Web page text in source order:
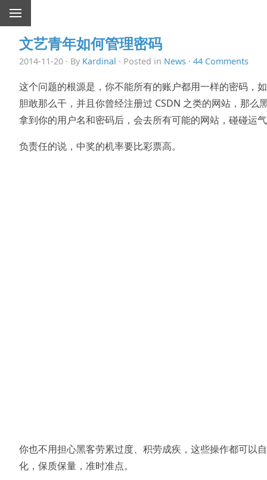
文艺青年如何管理密码
2014-11-20 · By Kardinal · Posted in News · 44 Comments
这个问题的根源是，你不能所有的账户都用一样的密码，
胆敢那么干，并且你曾经注册过 CSDN 之类的网站，那么
拿到你的用户名和密码后，会去所有可能的网站，碰碰运
负责任的说，中奖的机率要比彩票高。
你也不用担心黑客劳累过度、积劳成疾，这些操作都可以
化，保质保量，准时准点。